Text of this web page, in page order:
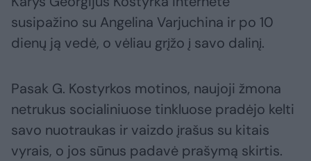
susipažino su Angelina Varjuchina ir po 10
dienų ją vedė, o vėliau grįžo į savo dalinį.
Pasak G. Kostyrkos motinos, naujoji žmona
netrukus socialiniuose tinkluose pradėjo kelti
savo nuotraukas ir vaizdo įrašus su kitais
vyrais, o jos sūnus padavė prašymą skirtis.